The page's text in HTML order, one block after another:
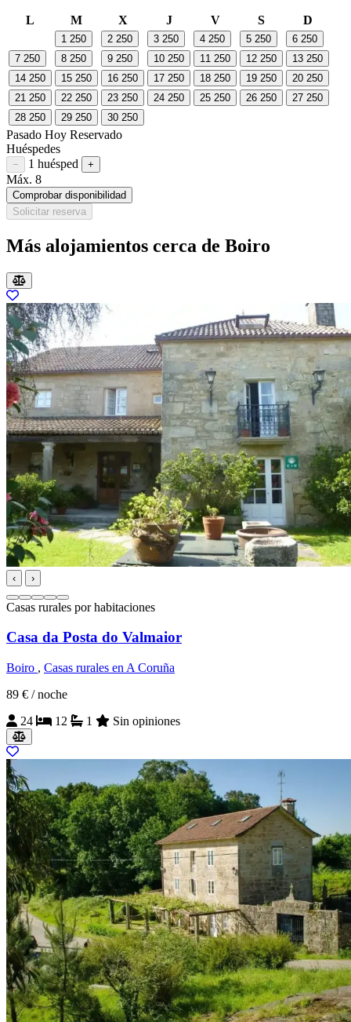
L M X J V S D
1 250 2 250 3 250 4 250 5 250 6 250
7 250 8 250 9 250 10 250 11 250 12 250 13 250
14 250 15 250 16 250 17 250 18 250 19 250 20 250
21 250 22 250 23 250 24 250 25 250 26 250 27 250
28 250 29 250 30 250
Pasado Hoy Reservado
Huéspedes
Restar huésped
− 1 huésped Sumar huésped
+
Máx. 8
Comprobar disponibilidad
Solicitar reserva
Más alojamientos cerca de Boiro
‹ ›
Casas rurales por habitaciones
Casa da Posta do Valmaior
Boiro , Casas rurales en A Coruña
89 € / noche
24
12 1 Sin opiniones